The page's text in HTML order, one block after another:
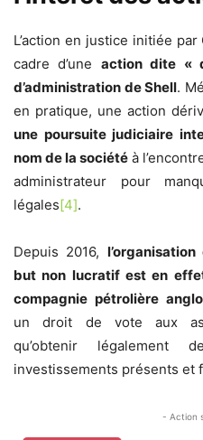
L’action en justice initiée
cadre d’une action dite «
d’administration de Shell.
en pratique, une action
une poursuite judiciaire
nom de la société à
administrateur pour
légales[4].
Depuis 2016,
but non lucratif est en
compagnie pétrolière
un droit de vote aux
qu’obtenir légalement
investissements présents et
- Action